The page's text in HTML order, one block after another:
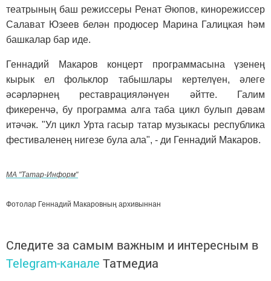
театрының баш режиссеры Ренат Әюпов, кинорежиссер
Салават Юзеев белән продюсер Марина Галицкая һәм
башкалар бар иде.
Геннадий Макаров концерт программасына үзенең
кырык ел фольклор табышлары кертелүен, әлеге
әсәрләрнең реставрацияләнүен әйтте. Галим
фикеренчә, бу программа алга таба цикл булып дәвам
итәчәк. "Ул цикл Урта гасыр татар музыкасы республика
фестиваленең нигезе була ала", - ди Геннадий Макаров.
МА "Татар-Информ"
Фотолар Геннадий Макаровның архивыннан
Следите за самым важным и интересным в
Telegram-канале Татмедиа